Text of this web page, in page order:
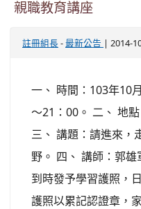
親職教育講座
註冊組長 - 最新公告 | 2014-
一、 時間：103年10
～21：00。 二、 地
三、 講題：請進來，
野。 四、 講師：郭
到時發予學習護照，
護照以累記認證章，